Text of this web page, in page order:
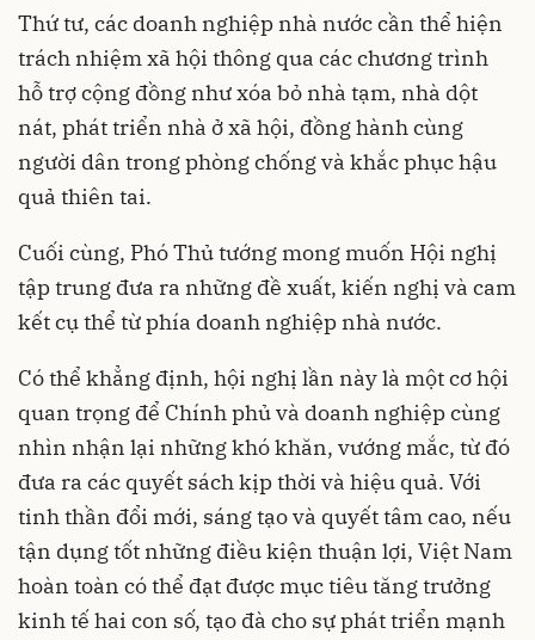
Thứ tư, các doanh nghiệp nhà nước cần thể hiện
trách nhiệm xã hội thông qua các chương trình
hỗ trợ cộng đồng như xóa bỏ nhà tạm, nhà dột
nát, phát triển nhà ở xã hội, đồng hành cùng
người dân trong phòng chống và khắc phục hậu
quả thiên tai.
Cuối cùng, Phó Thủ tướng mong muốn Hội nghị
tập trung đưa ra những đề xuất, kiến nghị và cam
kết cụ thể từ phía doanh nghiệp nhà nước.
Có thể khẳng định, hội nghị lần này là một cơ hội
quan trọng để Chính phủ và doanh nghiệp cùng
nhìn nhận lại những khó khăn, vướng mắc, từ đó
đưa ra các quyết sách kịp thời và hiệu quả. Với
tinh thần đổi mới, sáng tạo và quyết tâm cao, nếu
tận dụng tốt những điều kiện thuận lợi, Việt Nam
hoàn toàn có thể đạt được mục tiêu tăng trưởng
kinh tế hai con số, tạo đà cho sự phát triển mạnh